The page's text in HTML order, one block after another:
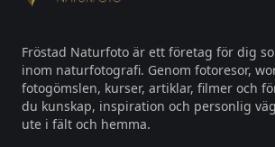
Fröstad Naturfoto är ett företag för dig
inom naturfotografi. Genom fotoresor,
fotogömslen, kurser, artiklar, filmer och
du kunskap, inspiration och personlig
ute i fält och hemma.